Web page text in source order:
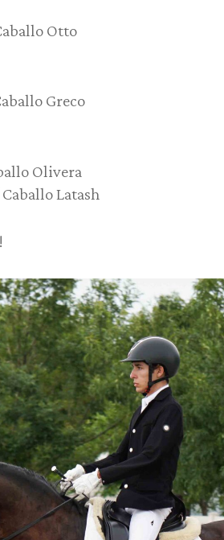
Otto
Greco
Olivera
Latash